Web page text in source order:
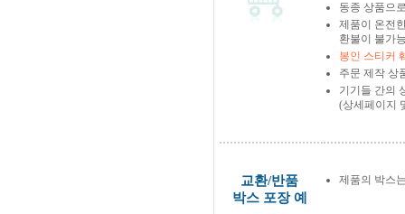
동종 상품으
제품이 온전
환불이 불가
봉인 스티커
주문 제작 상
기기들 간의
(상세페이지
교환/반품
박스 포장 예
제품의 박스